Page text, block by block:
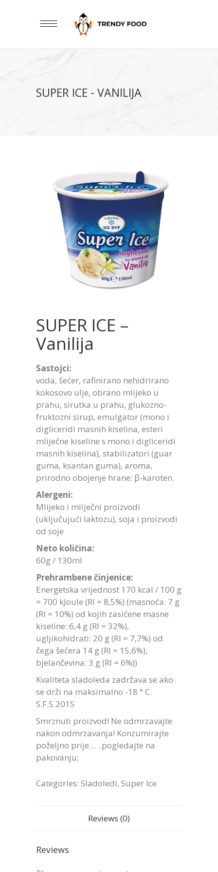
SUPER ICE - VANILIJA
SUPER ICE –
Vanilija
Sastojci:
voda, šećer, rafinirano nehidrirano
kokosovo ulje, obrano mlijeko u
prahu, sirutka u prahu, glukozno-
fruktozni sirup, emulgator (mono i
digliceridi masnih kiselina, esteri
mliječne kiseline s mono i digliceridi
masnih kiselina), stabilizatori (guar
guma, ksantan guma), aroma,
prirodno obojenje hrane: β-karoten.
Alergeni:
Mlijeko i mliječni proizvodi
(uključujući laktozu), soja i proizvodi
od soje
Neto količina:
60g / 130ml
Prehrambene činjenice:
Energetska vrijednost 170 kcal / 100 g
= 700 kJoule (RI = 8,5%) (masnoća: 7 g
(RI = 10%) od kojih zasićene masne
kiseline: 6,4 g (RI = 32%),
ugljikohidrati: 20 g (RI = 7,7%) od
čega šećera 14 g (RI = 15,6%),
bjelančevina: 3 g (RI = 6%))
Kvaliteta sladoleda zadržava se ako
se drži na maksimalno -18 ° C.
S.F.5.2015
Smrznuti proizvod! Ne odmrzavajte
nakon odmrzavanja! Konzumirajte
poželjno prije… ..pogledajte na
pakovanju;
Categories: Sladoledi, Super Ice
Reviews (0)
Reviews